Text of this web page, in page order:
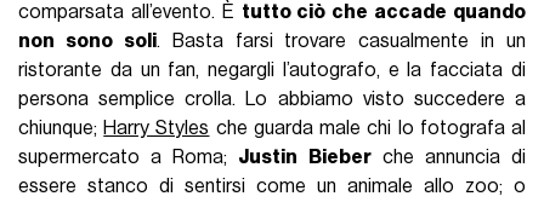
comparsata all’evento. È tutto ciò che accade quando
non sono soli. Basta farsi trovare casualmente in un
ristorante da un fan, negargli l’autografo, e la facciata di
persona semplice crolla. Lo abbiamo visto succedere a
chiunque; Harry Styles che guarda male chi lo fotografa al
supermercato a Roma; Justin Bieberche annuncia di
essere stanco di sentirsi come un animale allo zoo; o